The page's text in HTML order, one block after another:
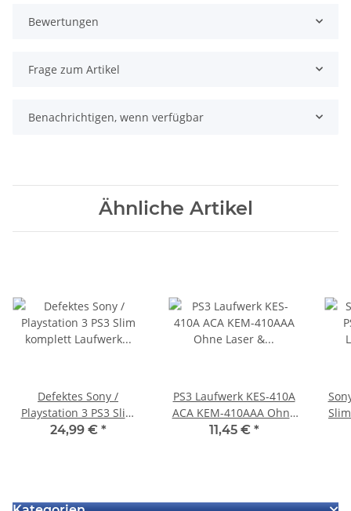
Bewertungen
Frage zum Artikel
Benachrichtigen, wenn verfügbar
Ähnliche Artikel
Defektes Sony /
Playstation 3 PS3 Slim
komplett Laufwerk Laser
24,99 € *
PS3 Laufwerk KES-410A
ACA KEM-410AAA Ohne
Laser & Platine
11,45 € *